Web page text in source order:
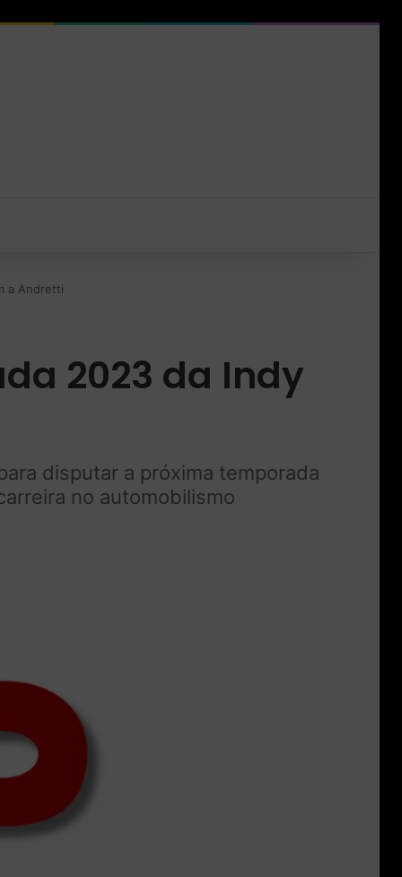
a Andretti
2023 da Indy
disputar a próxima temporada
no automobilismo